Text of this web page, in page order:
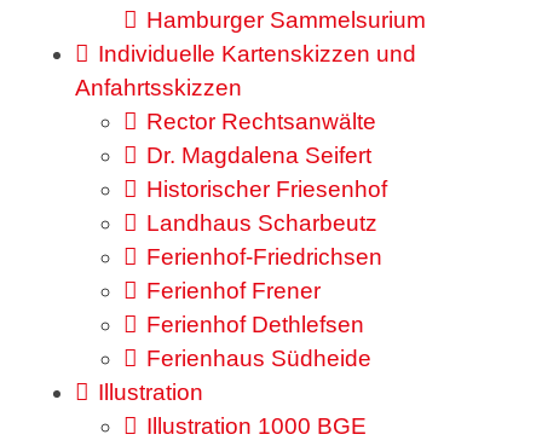
Hamburger Sammelsurium
Individuelle Kartenskizzen und
Anfahrtsskizzen
Rector Rechtsanwälte
Dr. Magdalena Seifert
Historischer Friesenhof
Landhaus Scharbeutz
Ferienhof-Friedrichsen
Ferienhof Frener
Ferienhof Dethlefsen
Ferienhaus Südheide
Illustration
Illustration 1000 BGE